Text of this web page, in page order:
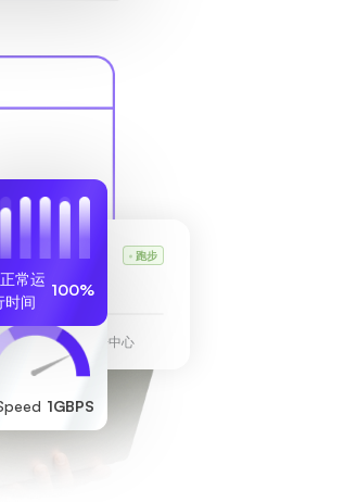
的 VPS 跑步
法兰克福数据中心
1GBPS
正常运
时间
100%